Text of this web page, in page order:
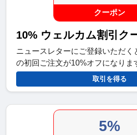
クーポン
10% ウェルカム割引ク
ニュースレターにご登録いただく
の初回ご注文が10%オフになりま
取引を得る
5%